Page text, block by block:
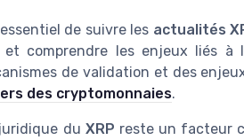
de suivre les actualités
et comprendre les enjeux liés à
de validation et des
des cryptomonnaies.
du XRP reste un facteur